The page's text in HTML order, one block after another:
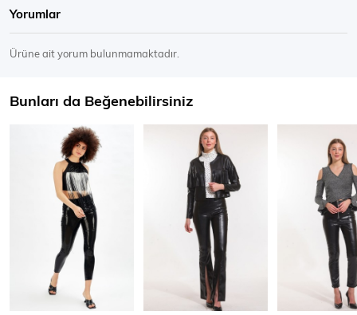
Yorumlar
Ürüne ait yorum bulunmamaktadır.
Bunları da Beğenebilirsiniz